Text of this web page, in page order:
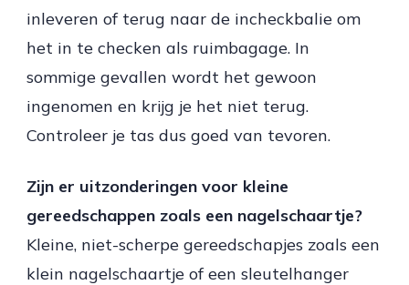
inleveren of terug naar de incheckbalie om
het in te checken als ruimbagage. In
sommige gevallen wordt het gewoon
ingenomen en krijg je het niet terug.
Controleer je tas dus goed van tevoren.
Zijn er uitzonderingen voor kleine
gereedschappen zoals een nagelschaartje?
Kleine, niet-scherpe gereedschapjes zoals een
klein nagelschaartje of een sleutelhanger